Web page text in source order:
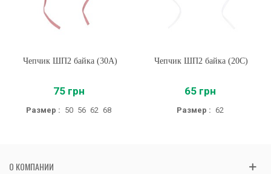
Чепчик ШП2 байка (30A)
75 грн
Размер : 50 56 62 68
Чепчик ШП2 байка (20C)
65 грн
Размер : 62
О КОМПАНИИ